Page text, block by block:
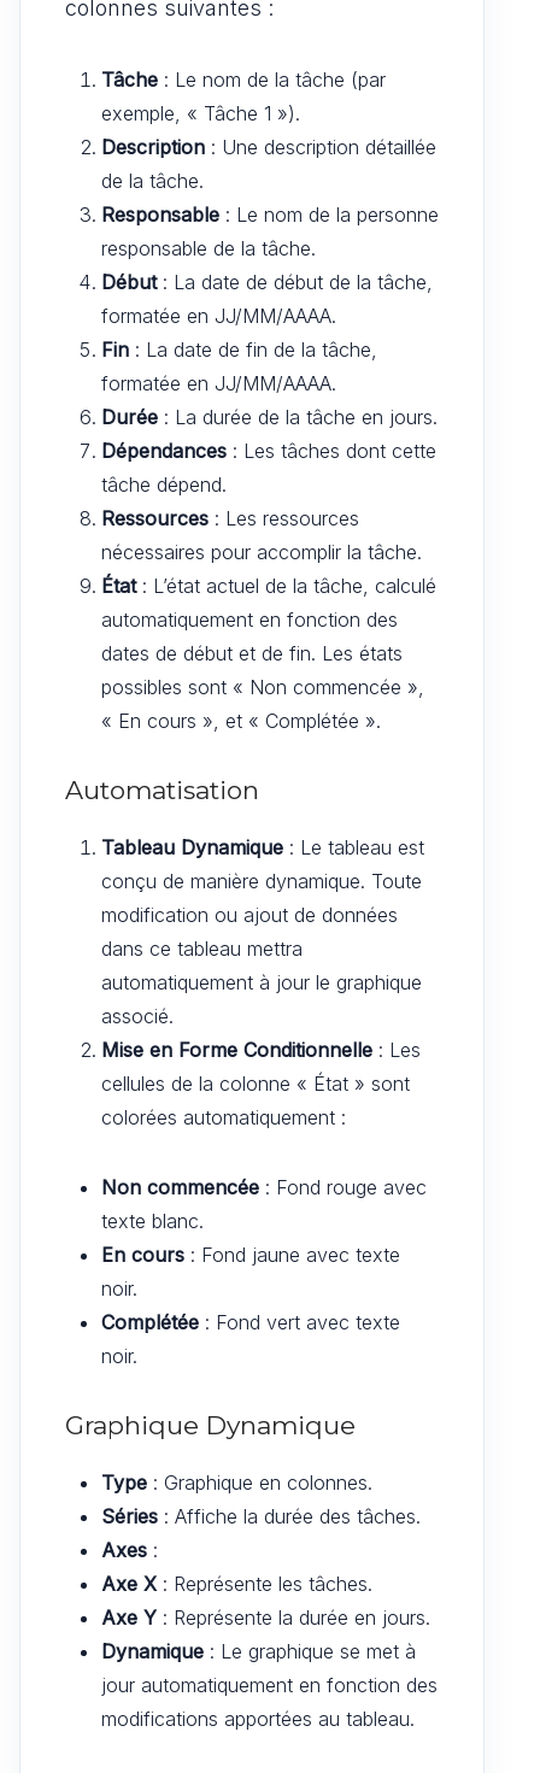
colonnes suivantes :
Tâche : Le nom de la tâche (par
exemple, « Tâche 1 »).
Description : Une description détaillée
de la tâche.
Responsable : Le nom de la personne
responsable de la tâche.
Début: La date de début de la tâche,
formatée en JJ/MM/AAAA.
Fin : La date de fin de la tâche,
formatée en JJ/MM/AAAA.
Durée : La durée de la tâche en jours.
Dépendances : Les tâches dont cette
tâche dépend.
Ressources : Les ressources
nécessaires pour accomplir la tâche.
État: L’état actuel de la tâche, calculé
automatiquement en fonction des
dates de début et de fin. Les états
possibles sont « Non commencée »,
« En cours », et « Complétée ».
Automatisation
Tableau Dynamique : Le tableau est
conçu de manière dynamique. Toute
modification ou ajout de données
dans ce tableau mettra
automatiquement à jour le graphique
associé.
Mise en Forme Conditionnelle : Les
cellules de la colonne « État » sont
colorées automatiquement :
Non commencée : Fond rouge avec
texte blanc.
En cours : Fond jaune avec texte
noir.
Complétée : Fond vert avec texte
noir.
Graphique Dynamique
Type : Graphique en colonnes.
Séries : Affiche la durée des tâches.
Axes :
Axe X: Représente les tâches.
Axe Y : Représente la durée en jours.
Dynamique : Le graphique se met à
jour automatiquement en fonction des
modifications apportées au tableau.